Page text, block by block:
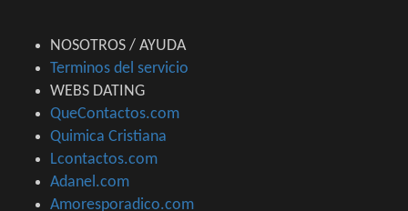
NOSOTROS / AYUDA
Terminos del servicio
WEBS DATING
QueContactos.com
Quimica Cristiana
Lcontactos.com
Adanel.com
Amoresporadico.com